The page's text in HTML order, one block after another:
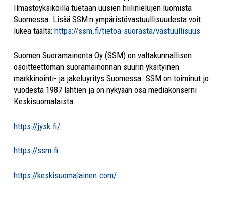
Ilmastoyksiköillä tuetaan uusien hiilinielujen luomista
Suomessa. Lisää SSM:n ympäristövastuullisuudesta voit
lukea täältä: https://ssm.fi/tietoa-suorasta/vastuullisuus
Suomen Suoramainonta Oy (SSM) on valtakunnallisen
osoitteettoman suoramainonnan suurin yksityinen
markkinointi- ja jakeluyritys Suomessa. SSM on toiminut jo
vuodesta 1987 lähtien ja on nykyään osa mediakonserni
Keskisuomalaista.
https://jysk.fi/
https://ssm.fi
https://keskisuomalainen.com/